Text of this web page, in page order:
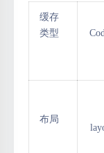
缓存
类型
布局